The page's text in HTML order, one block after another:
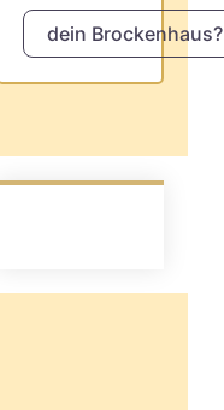
dein Brockenhaus?